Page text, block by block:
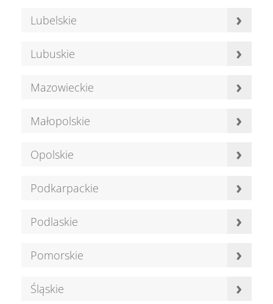
Lubelskie ›
Lubuskie ›
Mazowieckie ›
Małopolskie ›
Opolskie ›
Podkarpackie ›
Podlaskie ›
Pomorskie ›
Śląskie ›